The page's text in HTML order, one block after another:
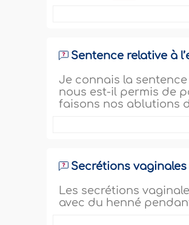
Sentence relative à
Je connais la
nous est-il permis de
faisons nos ablutions
Secrétions
Les secrétions
avec du henné